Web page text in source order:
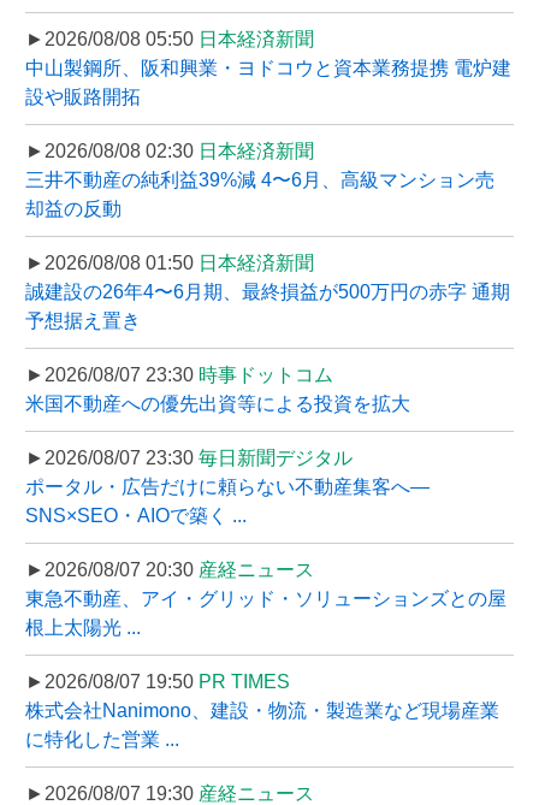
►2026/08/08 05:50 日本経済新聞
中山製鋼所、阪和興業・ヨドコウと資本業務提携 電炉建
設や販路開拓
►2026/08/08 02:30 日本経済新聞
三井不動産の純利益39%減 4〜6月、高級マンション売
却益の反動
►2026/08/08 01:50 日本経済新聞
誠建設の26年4〜6月期、最終損益が500万円の赤字 通期
予想据え置き
►2026/08/07 23:30 時事ドットコム
米国不動産への優先出資等による投資を拡大
►2026/08/07 23:30 毎日新聞デジタル
ポータル・広告だけに頼らない不動産集客へ―
SNS×SEO・AIOで築く ...
►2026/08/07 20:30 産経ニュース
東急不動産、アイ・グリッド・ソリューションズとの屋
根上太陽光 ...
►2026/08/07 19:50 PR TIMES
株式会社Nanimono、建設・物流・製造業など現場産業
に特化した営業 ...
►2026/08/07 19:30 産経ニュース